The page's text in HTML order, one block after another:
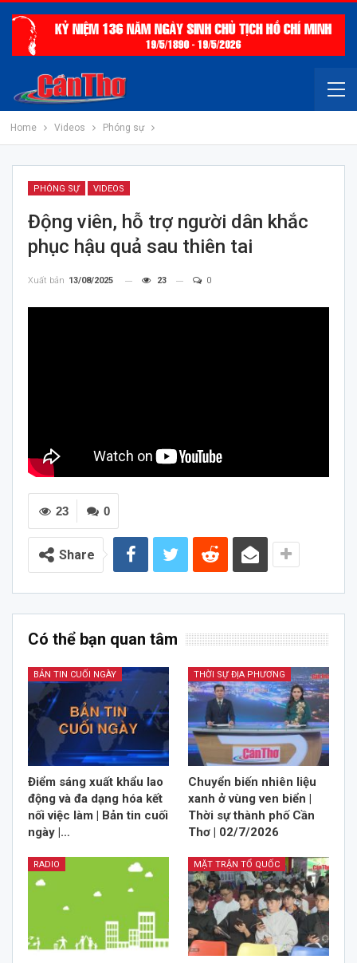
Home Videos Phóng sự
PHÓNG SỰ VIDEOS
Động viên, hỗ trợ người dân khắc
phục hậu quả sau thiên tai
Xuất bản 13/08/2025 23 0
0
23
Share
Có thể bạn quan tâm
BẢN TIN CUỐI NGÀY
Điểm sáng xuất khẩu lao
động và đa dạng hóa kết
nối việc làm | Bản tin cuối
ngày |…
THỜI SỰ ĐỊA PHƯƠNG
Chuyển biến nhiên liệu
xanh ở vùng ven biển |
Thời sự thành phố Cần
Thơ | 02/7/2026
RADIO MẶT TRẬN TỔ QUỐC